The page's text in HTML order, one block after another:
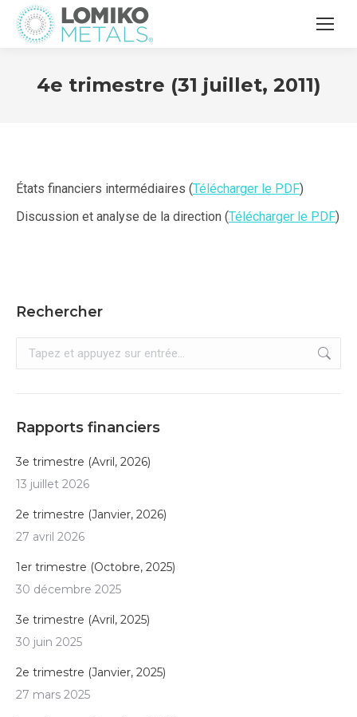
4e trimestre (31 juillet, 2011)
États financiers intermédiaires (Télécharger le PDF)
Discussion et analyse de la direction (Télécharger le PDF)
Rechercher
Recherche
Rapports financiers
3e trimestre (Avril, 2026)
13 juillet 2026
2e trimestre (Janvier, 2026)
27 avril 2026
1er trimestre (Octobre, 2025)
30 décembre 2025
3e trimestre (Avril, 2025)
30 juin 2025
2e trimestre (Janvier, 2025)
27 mars 2025